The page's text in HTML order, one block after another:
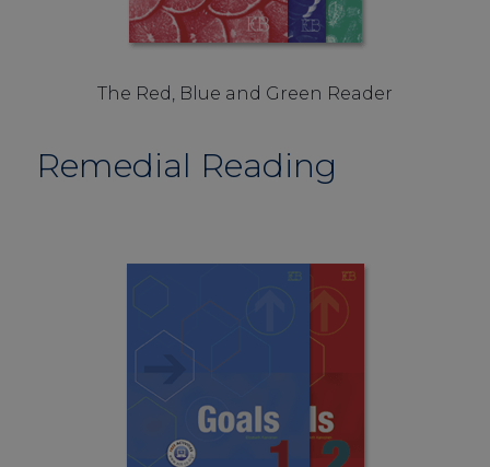
The Red, Blue and Green Reader
Remedial Reading